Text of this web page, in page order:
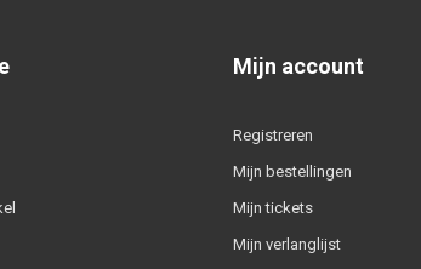
Mijn account
Registreren
Mijn bestellingen
Mijn tickets
Mijn verlanglijst